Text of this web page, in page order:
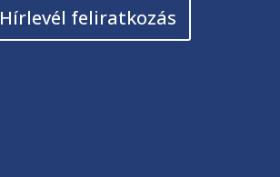
Hírlevél feliratkozás